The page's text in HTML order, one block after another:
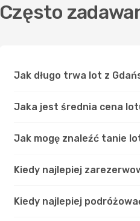
Często
Jak długo trwa lot z
Jaka jest średnia cena
Jak mogę znaleźć tanie
Kiedy najlepiej
Kiedy najlepiej